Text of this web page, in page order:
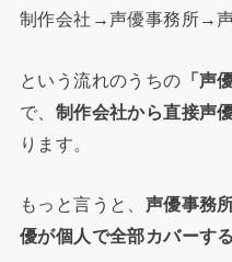
制作会社→声優事務所→
という流れのうちの 「声
で、 制作会社から直接声
ります。
もっと言うと、 声優事務
優が個人で全部カバーする